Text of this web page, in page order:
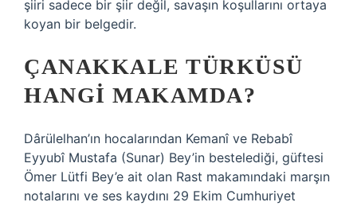
şiiri sadece bir şiir değil, savaşın koşullarını ortaya
koyan bir belgedir.
ÇANAKKALE TÜRKÜSÜ
HANGI MAKAMDA?
Dârülelhan’ın hocalarından Kemanî ve Rebabî
Eyyubî Mustafa (Sunar) Bey’in bestelediği, güftesi
Ömer Lütfi Bey’e ait olan Rast makamındaki marşın
notalarını ve ses kaydını 29 Ekim Cumhuriyet